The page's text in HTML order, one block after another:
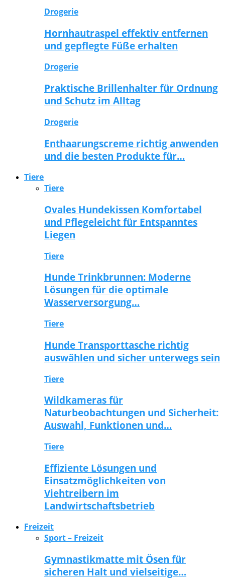
Drogerie
Hornhautraspel effektiv entfernen
und gepflegte Füße erhalten
Drogerie
Praktische Brillenhalter für Ordnung
und Schutz im Alltag
Drogerie
Enthaarungscreme richtig anwenden
und die besten Produkte für…
Tiere
Tiere
Ovales Hundekissen Komfortabel
und Pflegeleicht für Entspanntes
Liegen
Tiere
Hunde Trinkbrunnen: Moderne
Lösungen für die optimale
Wasserversorgung…
Tiere
Hunde Transporttasche richtig
auswählen und sicher unterwegs sein
Tiere
Wildkameras für
Naturbeobachtungen und Sicherheit:
Auswahl, Funktionen und…
Tiere
Effiziente Lösungen und
Einsatzmöglichkeiten von
Viehtreibern im
Landwirtschaftsbetrieb
Freizeit
Sport – Freizeit
Gymnastikmatte mit Ösen für
sicheren Halt und vielseitige…